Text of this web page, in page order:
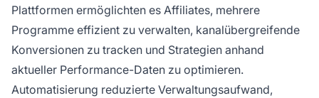
Plattformen ermöglichten es Affiliates, mehrere
Programme effizient zu verwalten, kanalübergreifende
Konversionen zu tracken und Strategien anhand
aktueller Performance-Daten zu optimieren.
Automatisierung reduzierte Verwaltungsaufwand,